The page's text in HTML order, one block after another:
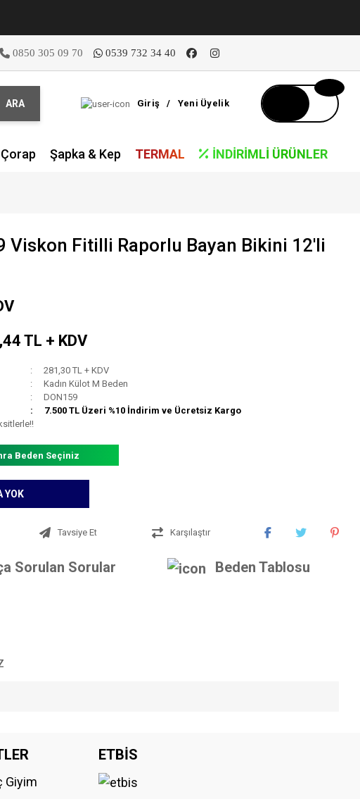
0850 305 09 70 0539 732 34 40
ARA Giriş / Yeni Üyelik
Şapka & Kep TERMAL İNDIRIMLI ÜRÜNLER
Viskon Fitilli Raporlu Bayan Bikini 12'li
TL + KDV
281,30 TL + KDV
Kadın Külot M Beden
DON159
7.500 TL Üzeri %10 İndirim ve Ücretsiz Kargo
Beden Seçiniz
YOK
Tavsiye Et Karşılaştır
Sorulan Sorular Beden Tablosu
Giyim
ETBİS